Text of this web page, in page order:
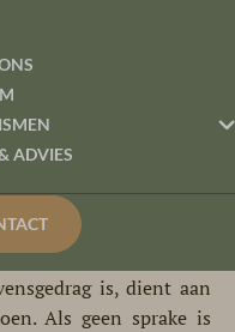
ADVIES
een exploitant van
is, dient aan
Als geen sprake is